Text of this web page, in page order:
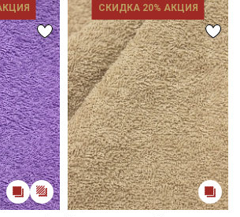
СКИДКА 20% АКЦИЯ